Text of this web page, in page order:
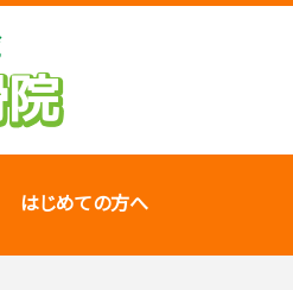
はじめての方へ